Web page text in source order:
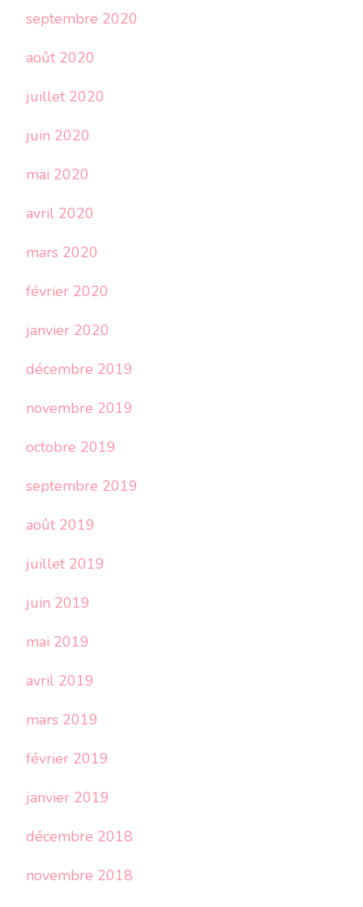
septembre 2020
août 2020
juillet 2020
juin 2020
mai 2020
avril 2020
mars 2020
février 2020
janvier 2020
décembre 2019
novembre 2019
octobre 2019
septembre 2019
août 2019
juillet 2019
juin 2019
mai 2019
avril 2019
mars 2019
février 2019
janvier 2019
décembre 2018
novembre 2018